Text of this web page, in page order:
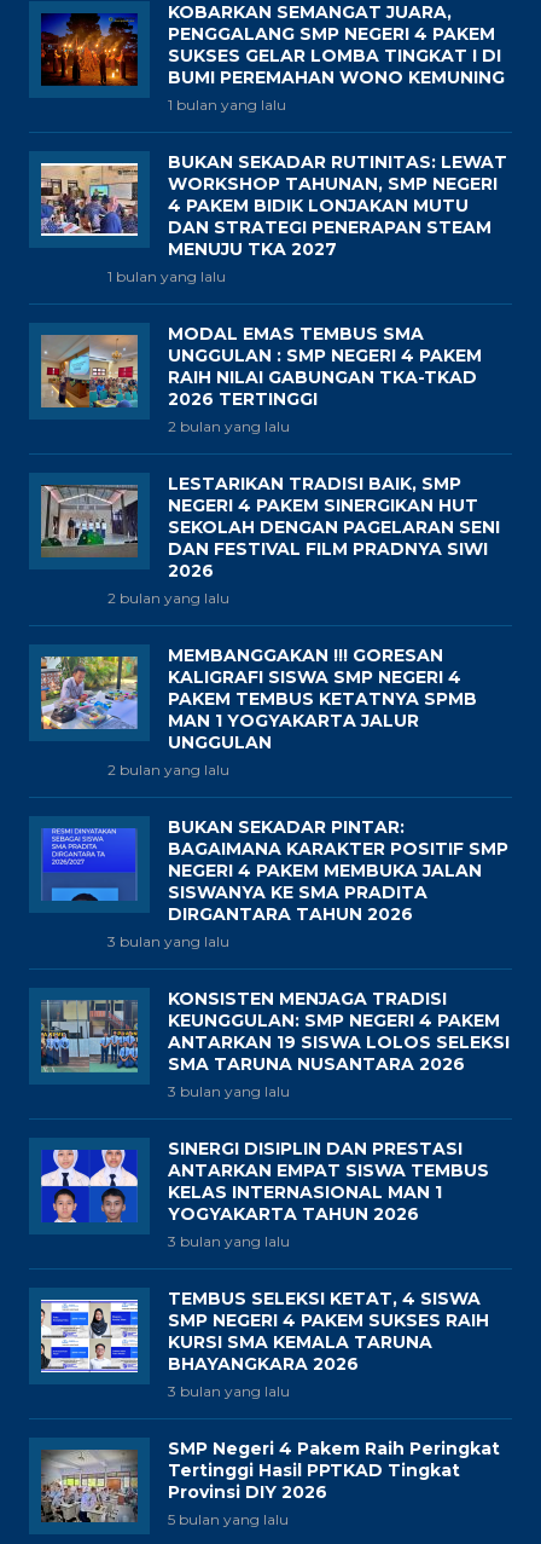
KOBARKAN SEMANGAT JUARA,
PENGGALANG SMP NEGERI 4 PAKEM
SUKSES GELAR LOMBA TINGKAT I DI
BUMI PEREMAHAN WONO KEMUNING
1 bulan yang lalu
BUKAN SEKADAR RUTINITAS: LEWAT
WORKSHOP TAHUNAN, SMP NEGERI
4 PAKEM BIDIK LONJAKAN MUTU
DAN STRATEGI PENERAPAN STEAM
MENUJU TKA 2027
1 bulan yang lalu
MODAL EMAS TEMBUS SMA
UNGGULAN : SMP NEGERI 4 PAKEM
RAIH NILAI GABUNGAN TKA-TKAD
2026 TERTINGGI
2 bulan yang lalu
LESTARIKAN TRADISI BAIK, SMP
NEGERI 4 PAKEM SINERGIKAN HUT
SEKOLAH DENGAN PAGELARAN SENI
DAN FESTIVAL FILM PRADNYA SIWI
2026
2 bulan yang lalu
MEMBANGGAKAN !!! GORESAN
KALIGRAFI SISWA SMP NEGERI 4
PAKEM TEMBUS KETATNYA SPMB
MAN 1 YOGYAKARTA JALUR
UNGGULAN
2 bulan yang lalu
BUKAN SEKADAR PINTAR:
BAGAIMANA KARAKTER POSITIF SMP
NEGERI 4 PAKEM MEMBUKA JALAN
SISWANYA KE SMA PRADITA
DIRGANTARA TAHUN 2026
3 bulan yang lalu
KONSISTEN MENJAGA TRADISI
KEUNGGULAN: SMP NEGERI 4 PAKEM
ANTARKAN 19 SISWA LOLOS SELEKSI
SMA TARUNA NUSANTARA 2026
3 bulan yang lalu
SINERGI DISIPLIN DAN PRESTASI
ANTARKAN EMPAT SISWA TEMBUS
KELAS INTERNASIONAL MAN 1
YOGYAKARTA TAHUN 2026
3 bulan yang lalu
TEMBUS SELEKSI KETAT, 4 SISWA
SMP NEGERI 4 PAKEM SUKSES RAIH
KURSI SMA KEMALA TARUNA
BHAYANGKARA 2026
3 bulan yang lalu
SMP Negeri 4 Pakem Raih Peringkat
Tertinggi Hasil PPTKAD Tingkat
Provinsi DIY 2026
5 bulan yang lalu